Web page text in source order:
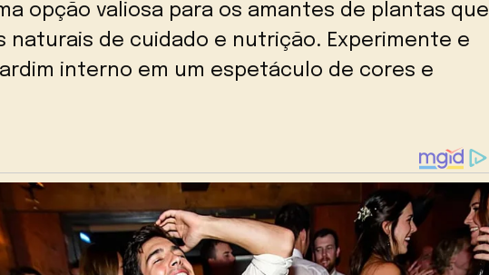
opção valiosa para os amantes de plantas que
naturais de cuidado e nutrição. Experimente e
interno em um espetáculo de cores e